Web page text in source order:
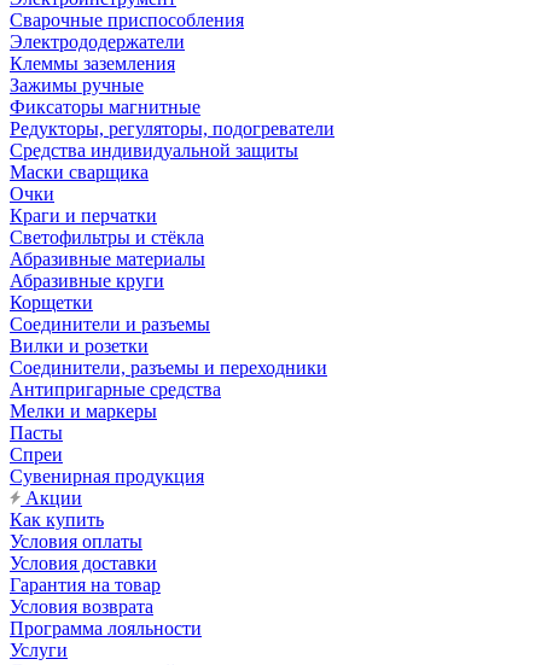
Сварочные приспособления
Электрододержатели
Клеммы заземления
Зажимы ручные
Фиксаторы магнитные
Редукторы, регуляторы, подогреватели
Средства индивидуальной защиты
Маски сварщика
Очки
Краги и перчатки
Светофильтры и стёкла
Абразивные материалы
Абразивные круги
Корщетки
Соединители и разъемы
Вилки и розетки
Соединители, разъемы и переходники
Антипригарные средства
Мелки и маркеры
Пасты
Спреи
Сувенирная продукция
Акции
Как купить
Условия оплаты
Условия доставки
Гарантия на товар
Условия возврата
Программа лояльности
Услуги